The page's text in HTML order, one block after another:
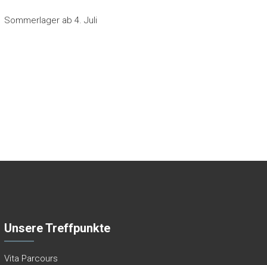
Sommerlager ab 4. Juli
Unsere Treffpunkte
Vita Parcours